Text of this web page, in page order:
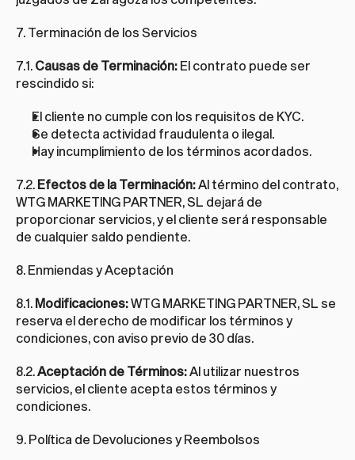
7. Terminación de los Servicios
7.1. Causas de Terminación: El contrato puede ser
rescindido si:
El cliente no cumple con los requisitos de KYC.
Se detecta actividad fraudulenta o ilegal.
Hay incumplimiento de los términos acordados.
7.2. Efectos de la Terminación: Al término del contrato,
WTG MARKETING PARTNER, SL dejará de
proporcionar servicios, y el cliente será responsable
de cualquier saldo pendiente.
8. Enmiendas y Aceptación
8.1. Modificaciones: WTG MARKETING PARTNER, SL se
reserva el derecho de modificar los términos y
condiciones, con aviso previo de 30 días.
8.2. Aceptación de Términos: Al utilizar nuestros
servicios, el cliente acepta estos términos y
condiciones.
9. Política de Devoluciones y Reembolsos